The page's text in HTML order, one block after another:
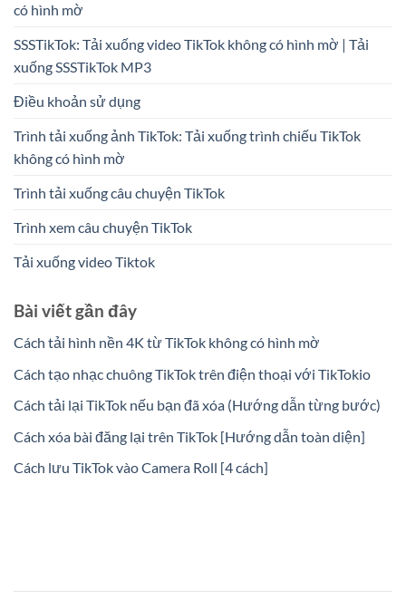
có hình mờ
SSSTikTok: Tải xuống video TikTok không có hình mờ | Tải
xuống SSSTikTok MP3
Điều khoản sử dụng
Trình tải xuống ảnh TikTok: Tải xuống trình chiếu TikTok
không có hình mờ
Trình tải xuống câu chuyện TikTok
Trình xem câu chuyện TikTok
Tải xuống video Tiktok
Bài viết gần đây
Cách tải hình nền 4K từ TikTok không có hình mờ
Cách tạo nhạc chuông TikTok trên điện thoại với TikTokio
Cách tải lại TikTok nếu bạn đã xóa (Hướng dẫn từng bước)
Cách xóa bài đăng lại trên TikTok [Hướng dẫn toàn diện]
Cách lưu TikTok vào Camera Roll [4 cách]